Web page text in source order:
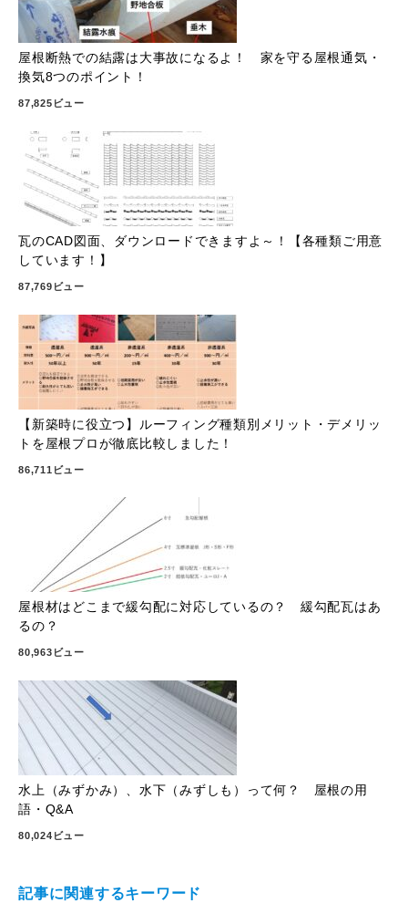
屋根断熱での結露は大事故になるよ！ 家を守る屋根通気・
換気8つのポイント！
87,825ビュー
瓦のCAD図面、ダウンロードできますよ～！【各種類ご用意
しています！】
87,769ビュー
【新築時に役立つ】ルーフィング種類別メリット・デメリッ
トを屋根プロが徹底比較しました！
86,711ビュー
屋根材はどこまで緩勾配に対応しているの？ 緩勾配瓦はあ
るの？
80,963ビュー
水上（みずかみ）、水下（みずしも）って何？ 屋根の用
語・Q&A
80,024ビュー
記事に関連するキーワード